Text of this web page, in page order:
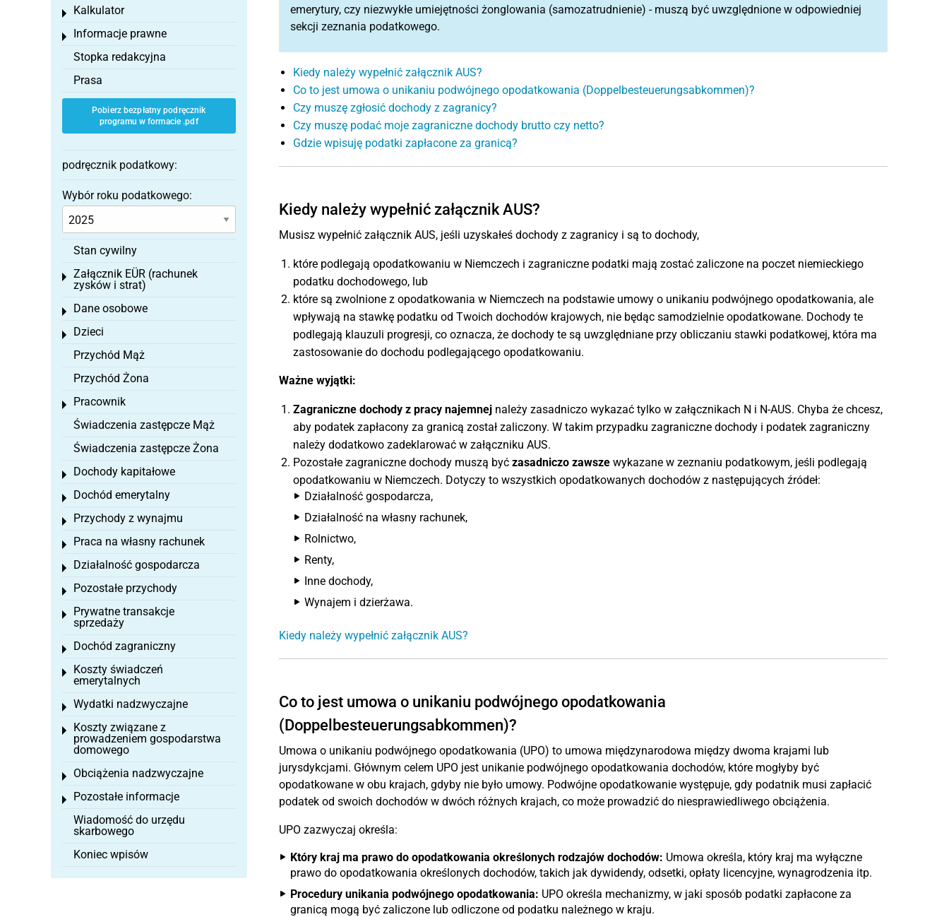
emerytury, czy niezwykłe umiejętności żonglowania (samozatrudnienie) - muszą być uwzględnione w odpowiedniej
sekcji zeznania podatkowego.
Kiedy należy wypełnić załącznik AUS?
Co to jest umowa o unikaniu podwójnego opodatkowania (Doppelbesteuerungsabkommen)?
Czy muszę zgłosić dochody z zagranicy?
Czy muszę podać moje zagraniczne dochody brutto czy netto?
Gdzie wpisuję podatki zapłacone za granicą?
Kiedy należy wypełnić załącznik AUS?
Musisz wypełnić załącznik AUS, jeśli uzyskałeś dochody z zagranicy i są to dochody,
które podlegają opodatkowaniu w Niemczech i zagraniczne podatki mają zostać zaliczone na poczet niemieckiego
podatku dochodowego, lub
które są zwolnione z opodatkowania w Niemczech na podstawie umowy o unikaniu podwójnego opodatkowania, ale
wpływają na stawkę podatku od Twoich dochodów krajowych, nie będąc samodzielnie opodatkowane. Dochody te
podlegają klauzuli progresji, co oznacza, że dochody te są uwzględniane przy obliczaniu stawki podatkowej, która ma
zastosowanie do dochodu podlegającego opodatkowaniu.
Ważne wyjątki:
Zagraniczne dochody z pracy najemnejnależy zasadniczo wykazać tylko w załącznikach N i N-AUS. Chyba że chcesz,
aby podatek zapłacony za granicą został zaliczony. W takim przypadku zagraniczne dochody i podatek zagraniczny
należy dodatkowo zadeklarować w załączniku AUS.
Pozostałe zagraniczne dochody muszą być zasadniczo zawszewykazane w zeznaniu podatkowym, jeśli podlegają
opodatkowaniu w Niemczech. Dotyczy to wszystkich opodatkowanych dochodów z następujących źródeł:
Działalność gospodarcza,
Działalność na własny rachunek,
Rolnictwo,
Renty,
Inne dochody,
Wynajem i dzierżawa.
Kiedy należy wypełnić załącznik AUS?
Co to jest umowa o unikaniu podwójnego opodatkowania
(Doppelbesteuerungsabkommen)?
Umowa o unikaniu podwójnego opodatkowania (UPO) to umowa międzynarodowa między dwoma krajami lub
jurysdykcjami. Głównym celem UPO jest unikanie podwójnego opodatkowania dochodów, które mogłyby być
opodatkowane w obu krajach, gdyby nie było umowy. Podwójne opodatkowanie występuje, gdy podatnik musi zapłacić
podatek od swoich dochodów w dwóch różnych krajach, co może prowadzić do niesprawiedliwego obciążenia.
UPO zazwyczaj określa:
Który kraj ma prawo do opodatkowania określonych rodzajów dochodów: Umowa określa, który kraj ma wyłączne
prawo do opodatkowania określonych dochodów, takich jak dywidendy, odsetki, opłaty licencyjne, wynagrodzenia itp.
Procedury unikania podwójnego opodatkowania: UPO określa mechanizmy, w jaki sposób podatki zapłacone za
granicą mogą być zaliczone lub odliczone od podatku należnego w kraju.
Kalkulator
Toggle menu
Informacje prawne
Toggle menu
Stopka redakcyjna
Prasa
Pobierz bezpłatny podręcznik
programu w formacie .pdf
podręcznik podatkowy:
Wybór roku podatkowego:
Stan cywilny
Załącznik EÜR (rachunek
zysków i strat)
Toggle menu
Dane osobowe
Toggle menu
Dzieci
Toggle menu
Przychód Mąż
Przychód Żona
Pracownik
Toggle menu
Świadczenia zastępcze Mąż
Świadczenia zastępcze Żona
Dochody kapitałowe
Toggle menu
Dochód emerytalny
Toggle menu
Przychody z wynajmu
Toggle menu
Praca na własny rachunek
Toggle menu
Działalność gospodarcza
Toggle menu
Pozostałe przychody
Toggle menu
Prywatne transakcje
sprzedaży
Toggle menu
Dochód zagraniczny
Toggle menu
Koszty świadczeń
emerytalnych
Toggle menu
Wydatki nadzwyczajne
Toggle menu
Koszty związane z
prowadzeniem gospodarstwa
domowego
Toggle menu
Obciążenia nadzwyczajne
Toggle menu
Pozostałe informacje
Toggle menu
Wiadomość do urzędu
skarbowego
Koniec wpisów